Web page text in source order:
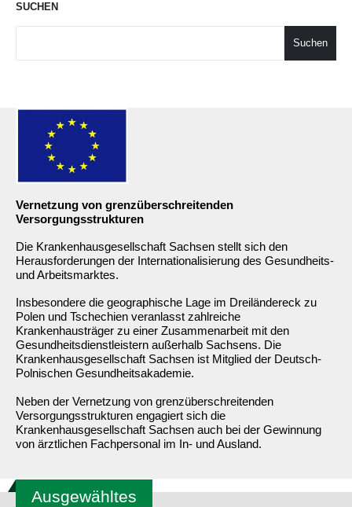
SUCHEN
Suchen
Vernetzung von grenzüberschreitenden
Versorgungsstrukturen
Die Krankenhausgesellschaft Sachsen stellt sich den
Herausforderungen der Internationalisierung des Gesundheits-
und Arbeitsmarktes.
Insbesondere die geographische Lage im Dreiländereck zu
Polen und Tschechien veranlasst zahlreiche
Krankenhausträger zu einer Zusammenarbeit mit den
Gesundheitsdienstleistern außerhalb Sachsens. Die
Krankenhausgesellschaft Sachsen ist Mitglied der Deutsch-
Polnischen Gesundheitsakademie.
Neben der Vernetzung von grenzüberschreitenden
Versorgungsstrukturen engagiert sich die
Krankenhausgesellschaft Sachsen auch bei der Gewinnung
von ärztlichen Fachpersonal im In- und Ausland.
Ausgewähltes